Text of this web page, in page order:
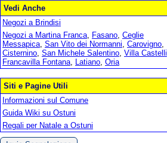
Vedi Anche
Negozi a Brindisi
Negozi a Martina Franca, Fasano, Ceglie
Messapica, San Vito dei Normanni, Carovigno,
Cisternino, San Michele Salentino, Villa Castelli
Francavilla Fontana, Latiano, Oria
Siti e Pagine Utili
Informazioni sul Comune
Guida Wiki su Ostuni
Regali per Natale a Ostuni